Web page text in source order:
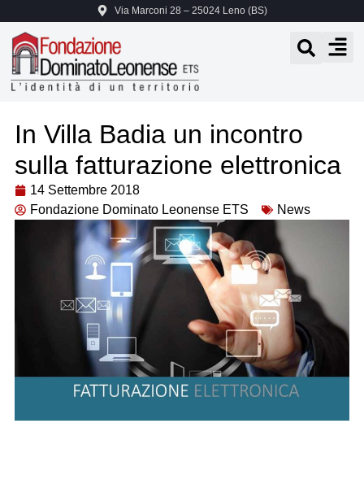
Via Marconi 28 – 25024 Leno (BS)
In Villa Badia un incontro
sulla fatturazione elettronica
14 Settembre 2018
Fondazione Dominato Leonense ETS
News